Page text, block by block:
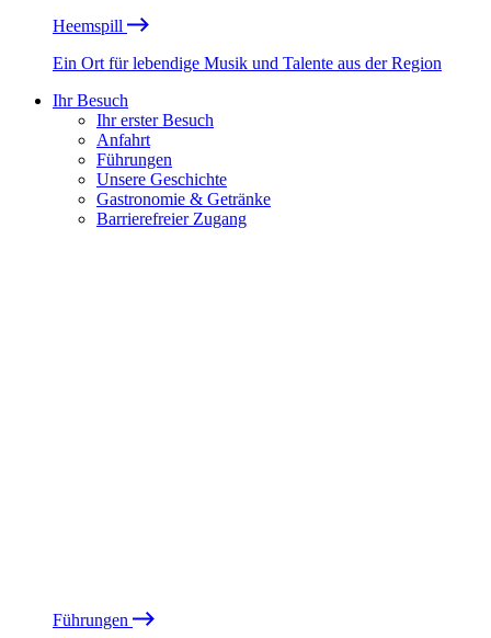
Heemspill
Ein Ort für lebendige Musik und Talente aus der Region
Ihr Besuch
Ihr erster Besuch
Anfahrt
Führungen
Unsere Geschichte
Gastronomie & Getränke
Barrierefreier Zugang
Führungen